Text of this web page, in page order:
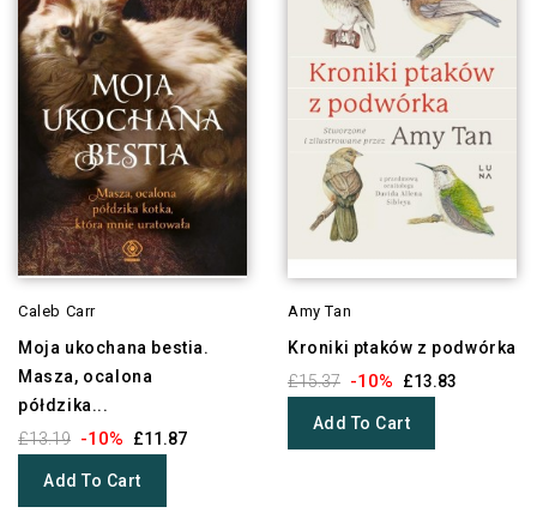
Caleb Carr
Moja ukochana bestia.
Masza, ocalona
półdzika...
£13.19 -10% £11.87
Add To Cart
Amy Tan
Kroniki ptaków z podwórka
£15.37 -10% £13.83
Add To Cart